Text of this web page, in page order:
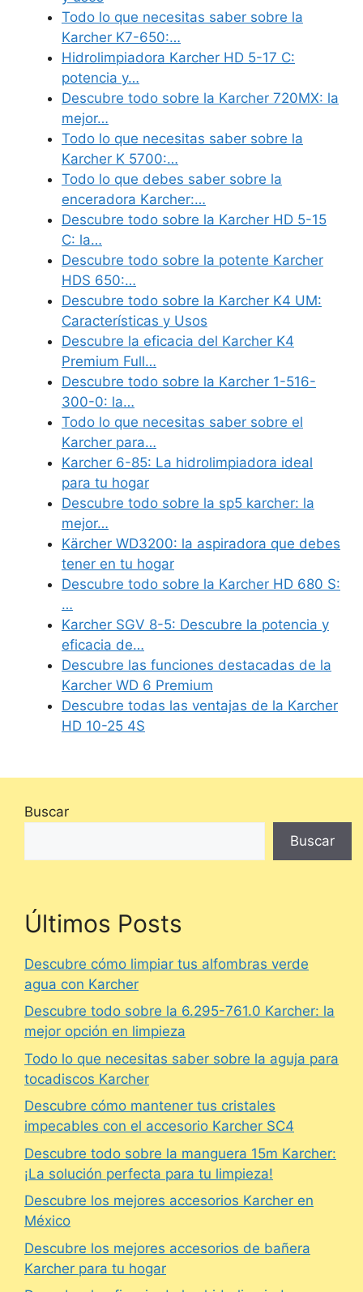
Todo lo que necesitas saber sobre la
Karcher K7-650:…
Hidrolimpiadora Karcher HD 5-17 C:
potencia y…
Descubre todo sobre la Karcher 720MX: la
mejor…
Todo lo que necesitas saber sobre la
Karcher K 5700:…
Todo lo que debes saber sobre la
enceradora Karcher:…
Descubre todo sobre la Karcher HD 5-15
C: la…
Descubre todo sobre la potente Karcher
HDS 650:…
Descubre todo sobre la Karcher K4 UM:
Características y Usos
Descubre la eficacia del Karcher K4
Premium Full…
Descubre todo sobre la Karcher 1-516-
300-0: la…
Todo lo que necesitas saber sobre el
Karcher para…
Karcher 6-85: La hidrolimpiadora ideal
para tu hogar
Descubre todo sobre la sp5 karcher: la
mejor…
Kärcher WD3200: la aspiradora que debes
tener en tu hogar
Descubre todo sobre la Karcher HD 680 S:
…
Karcher SGV 8-5: Descubre la potencia y
eficacia de…
Descubre las funciones destacadas de la
Karcher WD 6 Premium
Descubre todas las ventajas de la Karcher
HD 10-25 4S
Buscar
Buscar
Últimos Posts
Descubre cómo limpiar tus alfombras verde
agua con Karcher
Descubre todo sobre la 6.295-761.0 Karcher: la
mejor opción en limpieza
Todo lo que necesitas saber sobre la aguja para
tocadiscos Karcher
Descubre cómo mantener tus cristales
impecables con el accesorio Karcher SC4
Descubre todo sobre la manguera 15m Karcher:
¡La solución perfecta para tu limpieza!
Descubre los mejores accesorios Karcher en
México
Descubre los mejores accesorios de bañera
Karcher para tu hogar